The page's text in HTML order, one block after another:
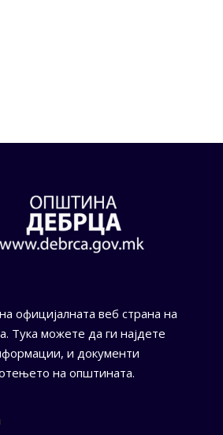
официјалната веб страна на
Тука можете да ги најдете
и документи
на општината.